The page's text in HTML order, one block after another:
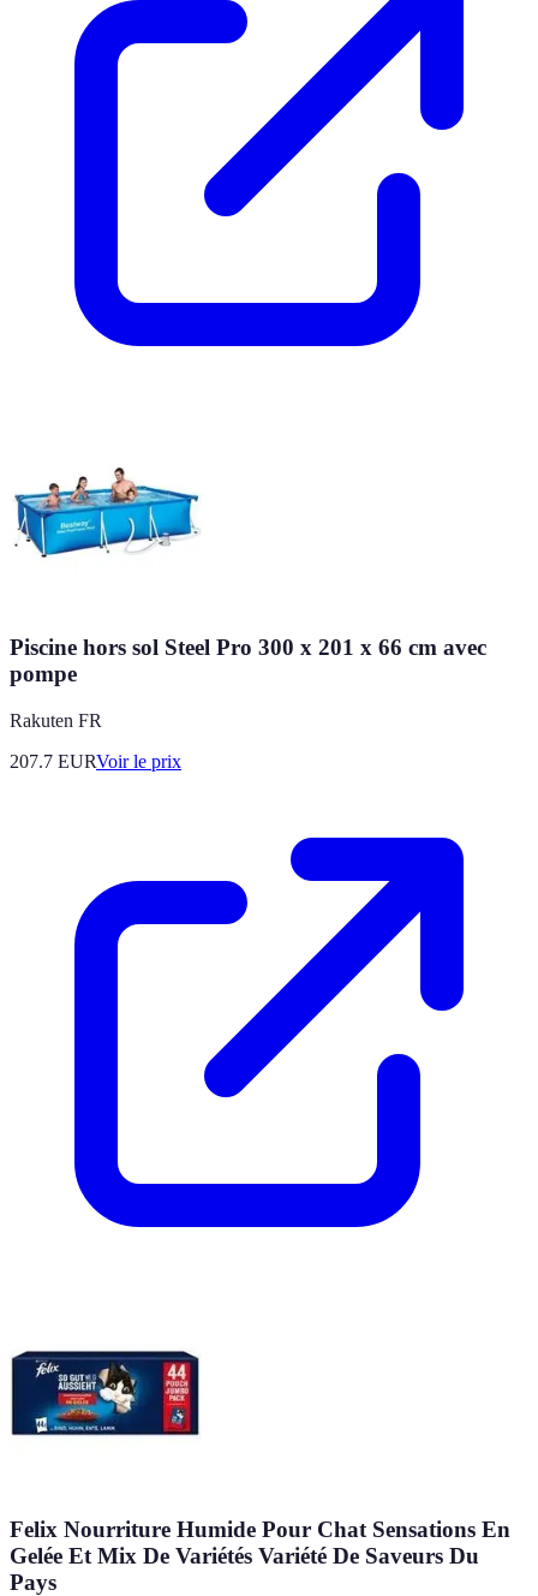
Piscine hors sol Steel Pro 300 x 201 x 66 cm avec
pompe
Rakuten FR
207.7 EURVoir le prix
Felix Nourriture Humide Pour Chat Sensations En
Gelée Et Mix De Variétés Variété De Saveurs Du
Pays